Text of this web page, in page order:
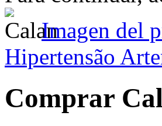
Imagen del
Hipertensão
Comprar